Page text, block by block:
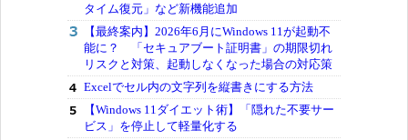
タイム復元」など新機能追加
【最終案内】2026年6月にWindows 11が起動不
能に？ 「セキュアブート証明書」の期限切れ
リスクと対策、起動しなくなった場合の対応策
Excelでセル内の文字列を縦書きにする方法
【Windows 11ダイエット術】「隠れた不要サー
ビス」を停止して軽量化する